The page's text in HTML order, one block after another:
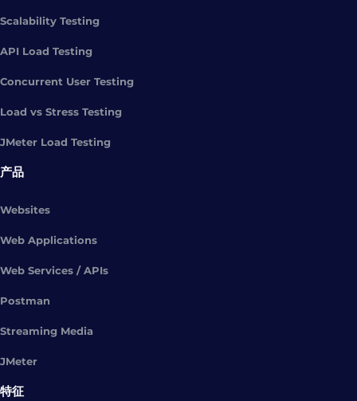
Scalability Testing
API Load Testing
Concurrent User Testing
Load vs Stress Testing
JMeter Load Testing
产品
Websites
Web Applications
Web Services / APIs
Postman
Streaming Media
JMeter
特征